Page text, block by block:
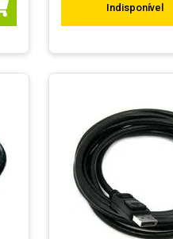
Indisponível